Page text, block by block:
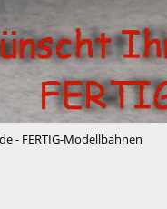
- FERTIG-Modellbahnen